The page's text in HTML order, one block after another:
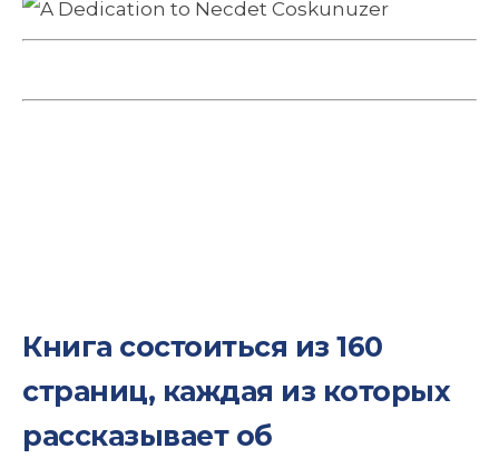
Книга состоиться из 160
страниц, каждая из которых
рассказывает об